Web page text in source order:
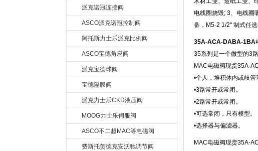
派克诺冠连接阀
ASCO派克诺冠控制阀
阿托斯力士乐派克比例阀
ASCO宝德角座阀
派克宝德球阀
宝德隔膜阀
派克力士乐CKD液压阀
MOOG力士乐伺服阀
ASCO不二越MAC等电磁阀
费斯托贺德克安沃驰调节阀
电线圈烧毁; 3、电线圈
备，M5-2 1/2" 制式任
35A-ACA-DABA-1BA
35系列是一个微型的3路
MAC电磁阀现货35A-
•个人，堆积体内或歧管
•3路常开或常闭。
•2路常开或常闭。
•可选常闭，只有模型。
•选择器与偏滤器。
MAC电磁阀现货35A-